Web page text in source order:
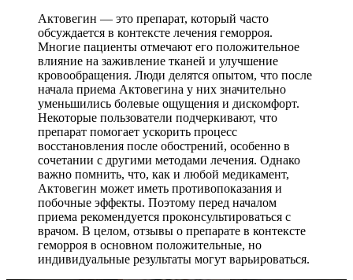
Актовегин — это препарат, который часто
обсуждается в контексте лечения геморроя.
Многие пациенты отмечают его положительное
влияние на заживление тканей и улучшение
кровообращения. Люди делятся опытом, что после
начала приема Актовегина у них значительно
уменьшились болевые ощущения и дискомфорт.
Некоторые пользователи подчеркивают, что
препарат помогает ускорить процесс
восстановления после обострений, особенно в
сочетании с другими методами лечения. Однако
важно помнить, что, как и любой медикамент,
Актовегин может иметь противопоказания и
побочные эффекты. Поэтому перед началом
приема рекомендуется проконсультироваться с
врачом. В целом, отзывы о препарате в контексте
геморроя в основном положительные, но
индивидуальные результаты могут варьироваться.